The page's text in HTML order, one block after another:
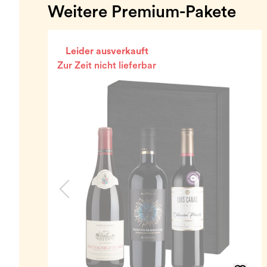
Weitere Premium-Pakete
Leider ausverkauft
Zur Zeit nicht lieferbar